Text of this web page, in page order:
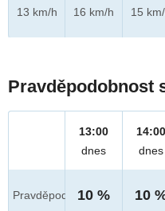
13 km/h
16 km/h
15
Pravděpodobnost
Pravděpod.
13:00
dnes
10 %
14:00
dnes
10